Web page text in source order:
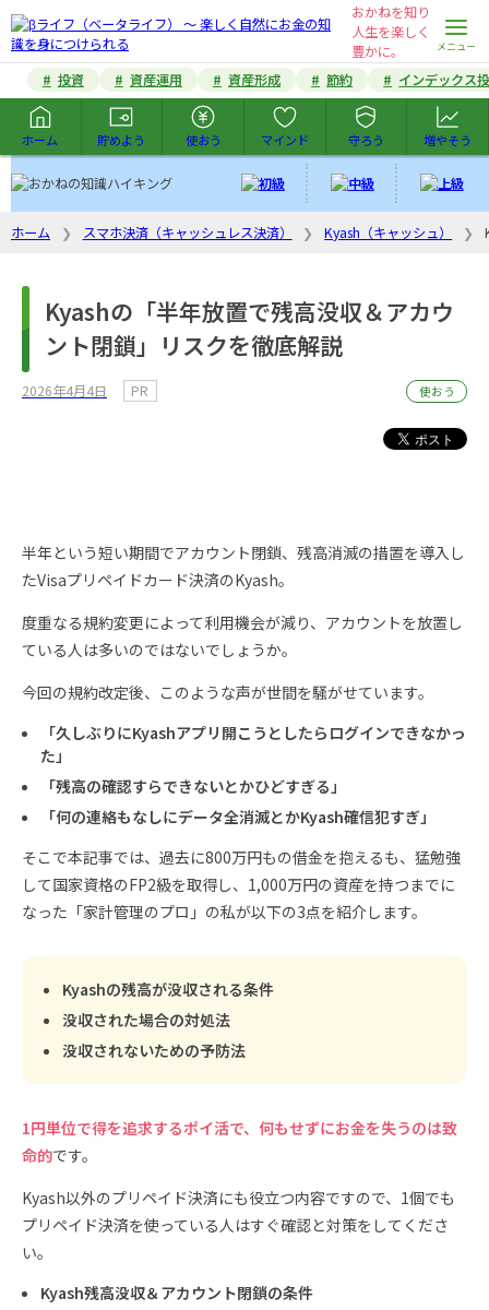
おかねを知り
人生を楽しく未来を
豊かに。
投資
資産運用 資産形成 節約 インデックス
ホーム 貯めよう 使おう マインド 守ろう 増やそう
ホーム スマホ決済（キャッシュレス決済） Kyash（キャッシュ）
Kyashの「半年放置で残高没収＆アカウ
ント閉鎖」リスクを徹底解説
2026年4月4日 PR 使おう
半年という短い期間でアカウント閉鎖、残高消滅の措置を導入し
たVisaプリペイドカード決済のKyash。
度重なる規約変更によって利用機会が減り、アカウントを放置し
ている人は多いのではないでしょうか。
今回の規約改定後、このような声が世間を騒がせています。
「久しぶりにKyashアプリ開こうとしたらログインできなかっ
た」
「残高の確認すらできないとかひどすぎる」
「何の連絡もなしにデータ全消滅とかKyash確信犯すぎ」
そこで本記事では、過去に800万円もの借金を抱えるも、猛勉強
して国家資格のFP2級を取得し、1,000万円の資産を持つまでに
なった「家計管理のプロ」の私が以下の3点を紹介します。
Kyashの残高が没収される条件
没収された場合の対処法
没収されないための予防法
1円単位で得を追求するポイ活で、何もせずにお金を失うのは致
命的です。
Kyash以外のプリペイド決済にも役立つ内容ですので、1個でも
プリペイド決済を使っている人はすぐ確認と対策をしてくださ
い。
Kyash残高没収＆アカウント閉鎖の条件